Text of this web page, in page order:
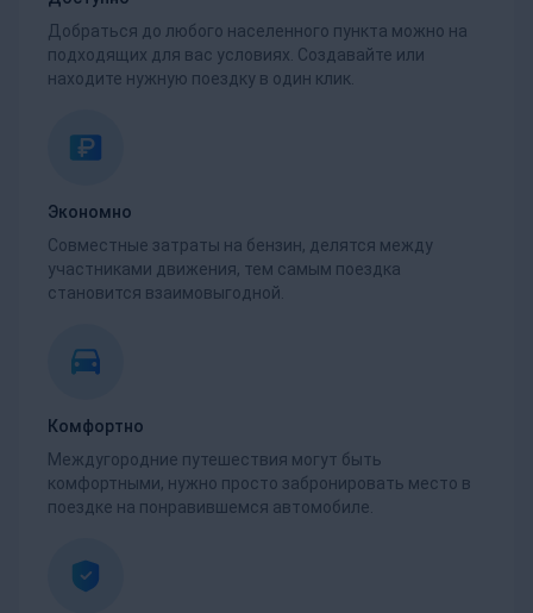
Добраться до любого населенного пункта можно на
подходящих для вас условиях. Создавайте или
находите нужную поездку в один клик.
Экономно
Совместные затраты на бензин, делятся между
участниками движения, тем самым поездка
становится взаимовыгодной.
Комфортно
Междугородние путешествия могут быть
комфортными, нужно просто забронировать место в
поездке на понравившемся автомобиле.